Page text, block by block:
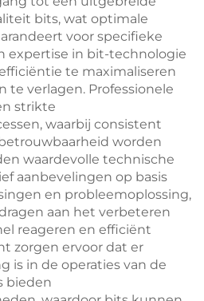
bits, wat optimale
voor specifieke
expertise in bit-technologie
te maximaliseren
te verlagen. Professionele
strikte
waarbij consistent
worden
waardevolle technische
aanbevelingen op basis
en probleemoplossing,
aan het verbeteren
reageren en efficiënt
zorgen ervoor dat er
is in de operaties van de
bieden